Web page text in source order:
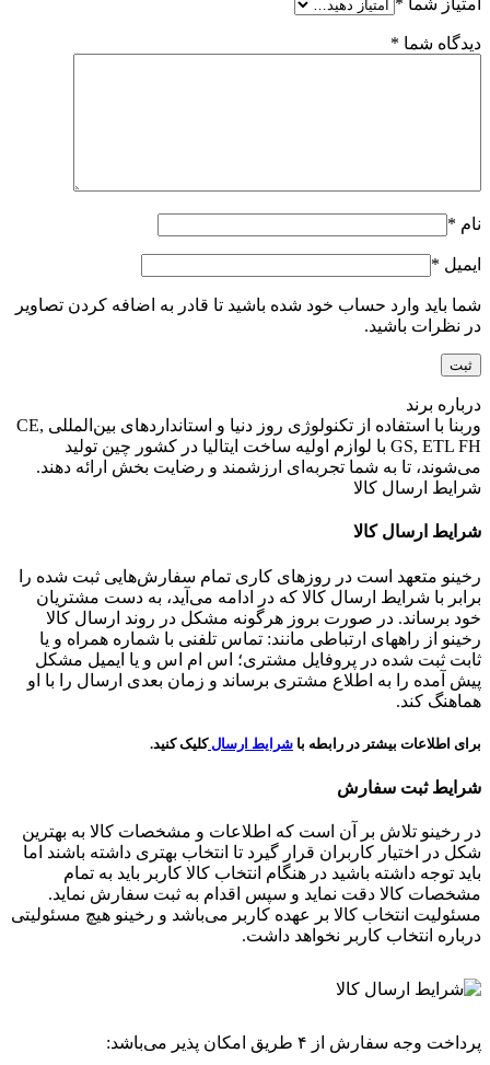
امتیاز شما *
دیدگاه شما *
نام *
ایمیل *
شما باید وارد حساب خود شده باشید تا قادر به اضافه کردن تصاویر
در نظرات باشید.
درباره برند
وربنا با استفاده از تکنولوژی روز دنیا و استانداردهای بین‌المللی CE,
GS, ETL FH با لوازم اولیه ساخت ایتالیا در کشور چین تولید
می‌شوند، تا به شما تجربه‌ای ارزشمند و رضایت بخش ارائه دهند.
شرایط ارسال کالا
شرایط ارسال کالا
رخینو متعهد است در روزهای کاری تمام سفارش‌هایی ثبت شده را
برابر با شرایط ارسال کالا که در ادامه می‌آید، به دست مشتریان
خود برساند. در صورت بروز هرگونه مشکل در روند ارسال کالا
رخینو از راههای ارتباطی مانند: تماس تلفنی با شماره همراه و یا
ثابت ثبت شده در پروفایل مشتری؛ اس ام اس و یا ایمیل مشکل
پیش آمده را به اطلاع مشتری برساند و زمان بعدی ارسال را با او
هماهنگ کند.
برای اطلاعات بیشتر در رابطه با شرایط ارسال کلیک کنید.
شرایط ثبت سفارش
در رخینو تلاش بر آن است که اطلاعات و مشخصات کالا به بهترین
شکل در اختیار کاربران قرار گیرد تا انتخاب بهتری داشته باشند اما
باید توجه داشته باشید در هنگام انتخاب کالا کاربر باید به تمام
مشخصات کالا دقت نماید و سپس اقدام به ثبت سفارش نماید.
مسئولیت انتخاب کالا بر عهده کاربر می‌باشد و رخینو هیچ مسئولیتی
درباره انتخاب کاربر نخواهد داشت.
پرداخت وجه سفارش از ۴ طریق امکان پذیر می‌باشد: